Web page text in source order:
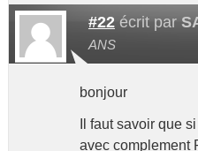
#22écrit par
ANS
bonjour
Il faut savoir que
avec complement